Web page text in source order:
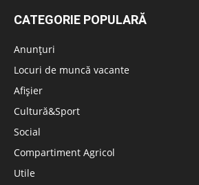
CATEGORIE POPULARĂ
Anunțuri
Locuri de muncă vacante
Afișier
Cultură&Sport
Social
Compartiment Agricol
Utile